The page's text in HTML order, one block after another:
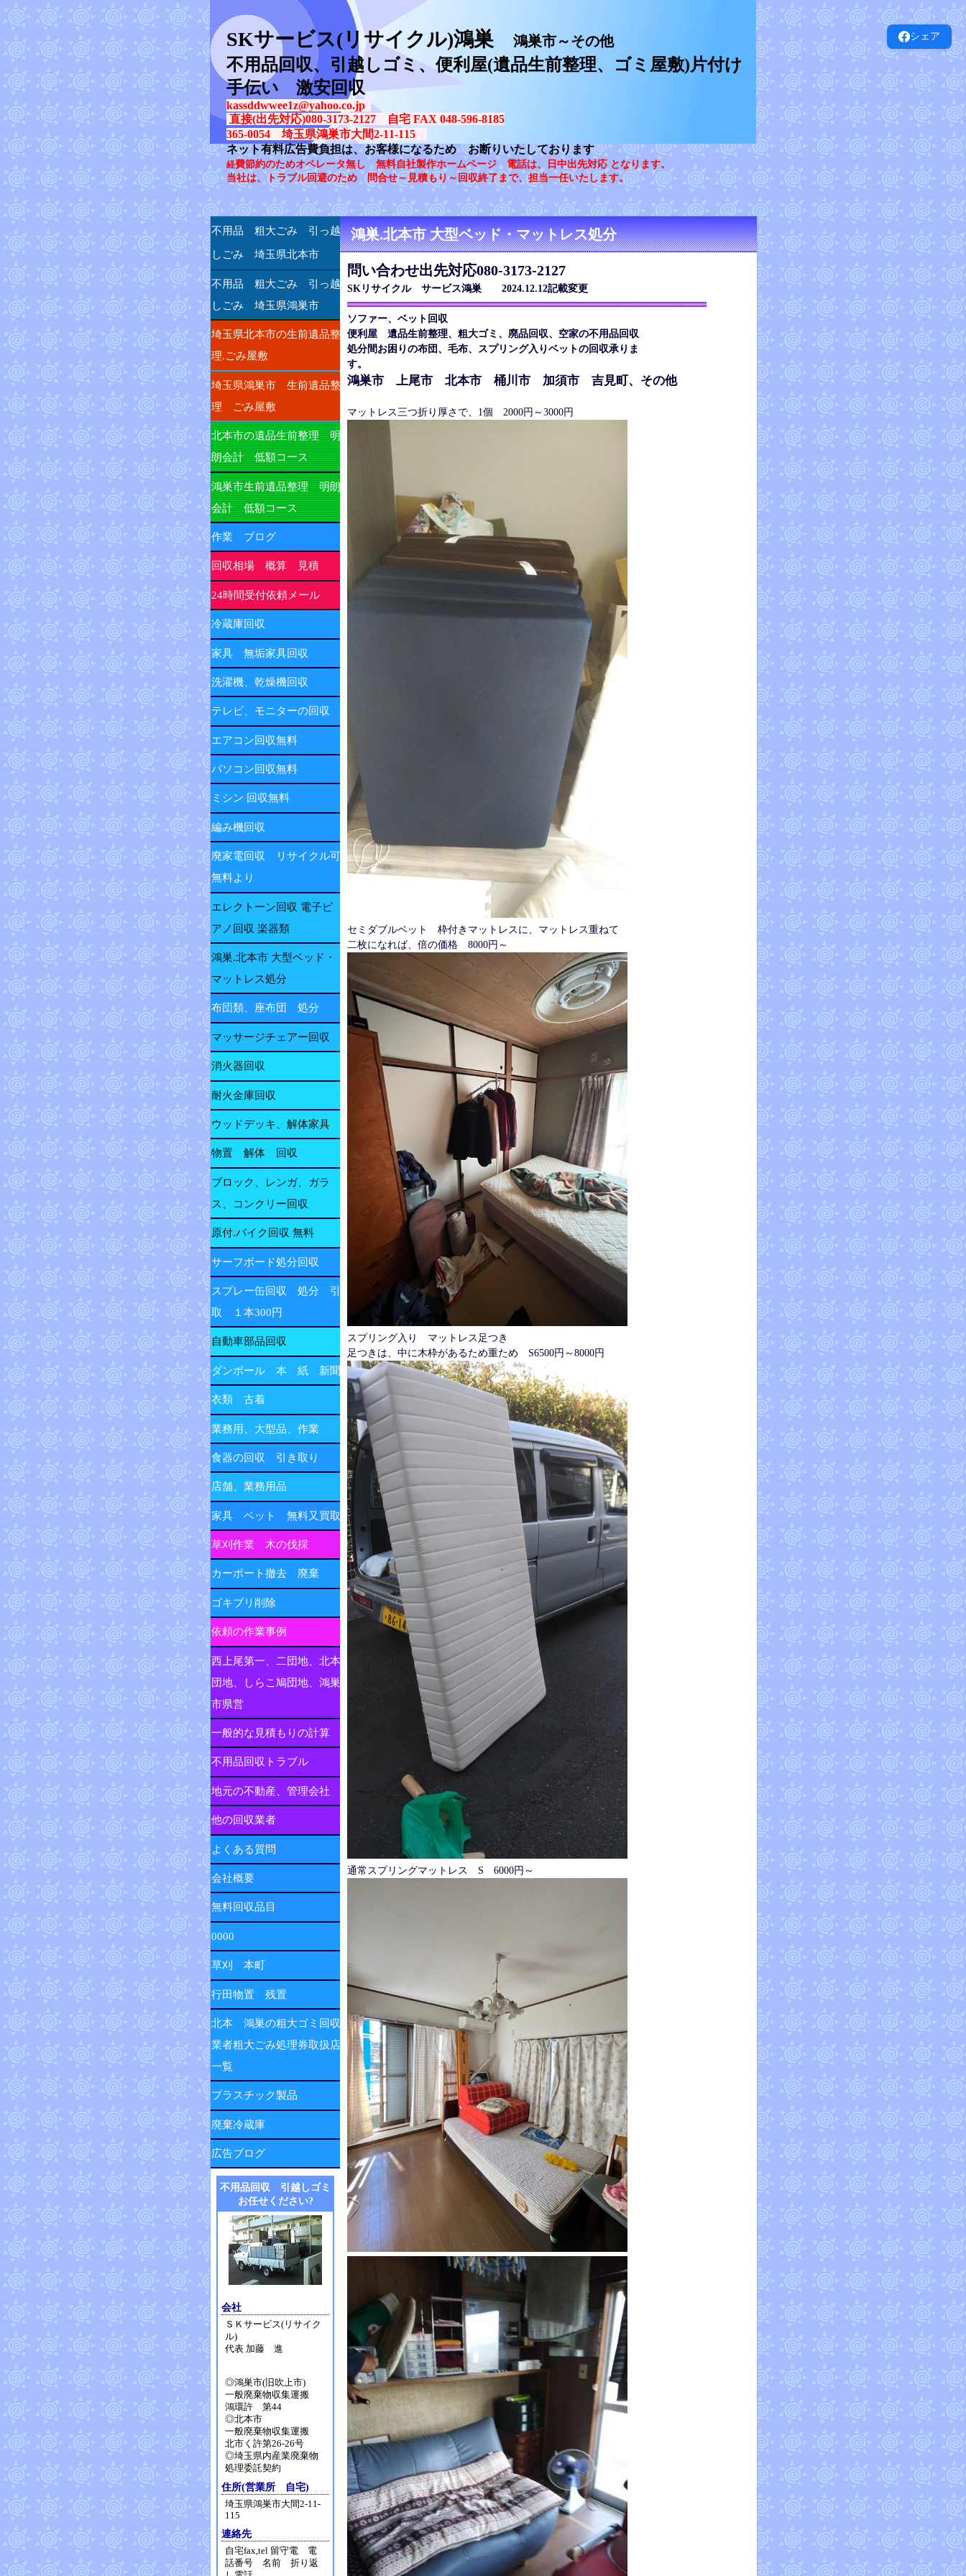
シェア
SKサービス(リサイクル)鴻巣 鴻巣市～その他
不用品回収、引越しゴミ、便利屋(遺品生前整理、ゴミ屋敷)片付け
手伝い 激安回収
kassddwwee1z@yahoo.co.jp
直接(出先対応)080-3173-2127 自宅 FAX 048-596-8185
365-0054 埼玉県鴻巣市大間2-11-115
ネット有料広告費負担は、お客様になるため お断りいたしております
経費節約のためオペレータ無し 無料自社製作ホームページ 電話は、日中出先対応 となります。
当社は、トラブル回避のため 問合せ～見積もり～回収終了まで、担当一任いたします。
鴻巣.北本市 大型ベッド・マットレス処分
問い合わせ出先対応080-3173-2127
SKリサイクル サービス鴻巣 2024.12.12記載変更
ソファー、ベット回収
便利屋 遺品生前整理、 粗大ゴミ、廃品回収、空家の不用品回収
処分間お困りの布団、毛布、スプリング入りベットの回収承りま
す。
鴻巣市 上尾市 北本市 桶川市 加須市 吉見町、その他
マットレス三つ折り厚さで、1個 2000円～3000円
セミダブルベット 枠付きマットレスに、マットレス重ねて
二枚になれば、倍の価格 8000円～
スプリング入り マットレス足つき
足つきは、中に木枠があるため重ため S6500円～8000円
通常スプリングマットレス S 6000円～
不用品 粗大ごみ 引っ越
しごみ 埼玉県北本市
不用品 粗大ごみ 引っ越
しごみ 埼玉県鴻巣市
埼玉県北本市の生前遺品整
理.ごみ屋敷
埼玉県鴻巣市 生前遺品整
理 ごみ屋敷
北本市の遺品生前整理 明
朗会計 低額コース
鴻巣市生前遺品整理 明朗
会計 低額コース
作業 ブログ
回収相場 概算 見積
24時間受付依頼メール
冷蔵庫回収
家具 無垢家具回収
洗濯機、乾燥機回収
テレビ、モニターの回収
エアコン回収無料
パソコン回収無料
ミシン 回収無料
編み機回収
廃家電回収 リサイクル可
無料より
エレクトーン回収 電子ピ
アノ回収 楽器類
鴻巣.北本市 大型ベッド・
マットレス処分
布団類、座布団 処分
マッサージチェアー回収
消火器回収
耐火金庫回収
ウッドデッキ、解体家具
物置 解体 回収
ブロック、レンガ、ガラ
ス、コンクリー回収
原付.バイク回収 無料
サーフボード処分回収
スプレー缶回収 処分 引
取 １本300円
自動車部品回収
ダンボール 本 紙 新聞
衣類 古着
業務用、大型品、作業
食器の回収 引き取り
店舗、業務用品
家具 ベット 無料又買取
草刈作業 木の伐採
カーポート撤去 廃棄
ゴキブリ削除
依頼の作業事例
西上尾第一、二団地、北本
団地、しらこ鳩団地、鴻巣
市県営
一般的な見積もりの計算
不用品回収トラブル
地元の不動産、管理会社
他の回収業者
よくある質問
会社概要
無料回収品目
0000
草刈 本町
行田物置 残置
北本 鴻巣の粗大ゴミ回収
業者粗大ごみ処理券取扱店
一覧
プラスチック製品
廃棄冷蔵庫
広告ブログ
不用品回収 引越しゴミ
お任せください?
会社
ＳＫサービス(リサイク
ル)
代表 加藤 進
◎鴻巣市(旧吹上市)
一般廃棄物収集運搬
鴻環許 第44
◎北本市
一般廃棄物収集運搬
北市く許第26-26号
◎埼玉県内産業廃棄物
処理委託契約
住所(営業所 自宅)
埼玉県鴻巣市大間2-11-
115
連絡先
自宅fax,tel 留守電 電
話番号 名前 折り返